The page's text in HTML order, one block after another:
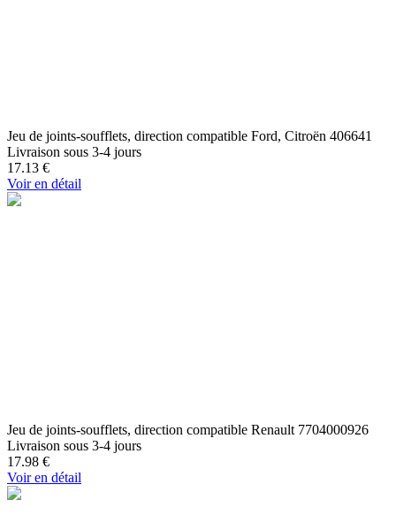
Jeu de joints-soufflets, direction compatible Ford, Citroën 406641
Livraison sous 3-4 jours
17.13 €
Voir en détail
Jeu de joints-soufflets, direction compatible Renault 7704000926
Livraison sous 3-4 jours
17.98 €
Voir en détail